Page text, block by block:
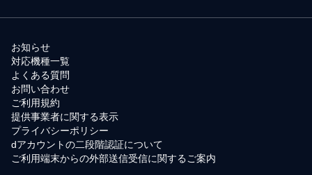
お知らせ
対応機種一覧
よくある質問
お問い合わせ
ご利用規約
提供事業者に関する表示
プライバシーポリシー
dアカウントの二段階認証について
ご利用端末からの外部送信受信に関するご案内